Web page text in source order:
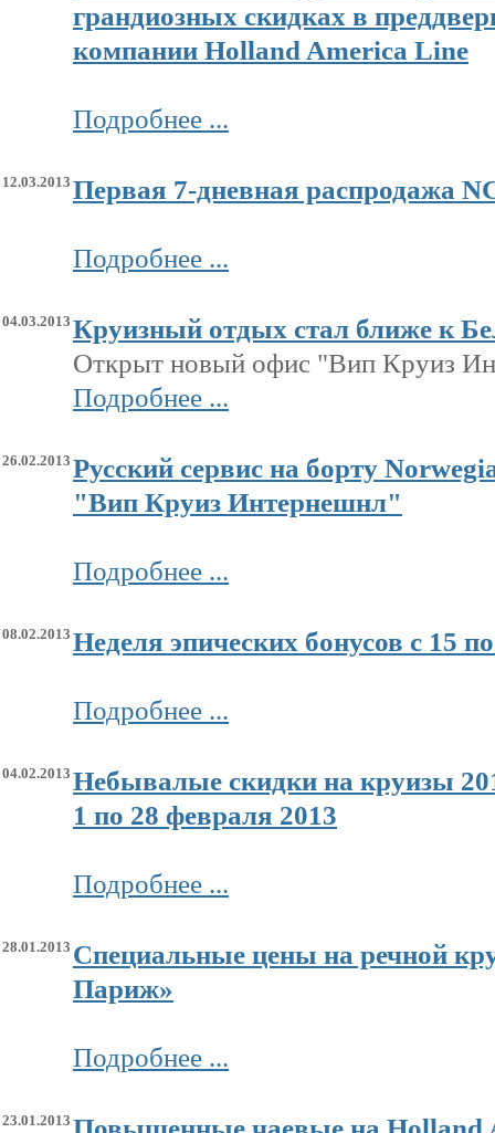
грандиозных скидках в
компании Holland America Line
Подробнее ...
12.03.2013 Первая 7-дневная распродажа
Подробнее ...
04.03.2013 Круизный отдых стал ближе к
Открыт новый офис "Вип Круиз
Подробнее ...
26.02.2013 Русский сервис на борту
"Вип Круиз Интернешнл"
Подробнее ...
08.02.2013 Неделя эпических бонусов с 15
Подробнее ...
04.02.2013 Небывалые скидки на круизы
1 по 28 февраля 2013
Подробнее ...
28.01.2013 Специальные цены на речной
Париж»
Подробнее ...
23.01.2013